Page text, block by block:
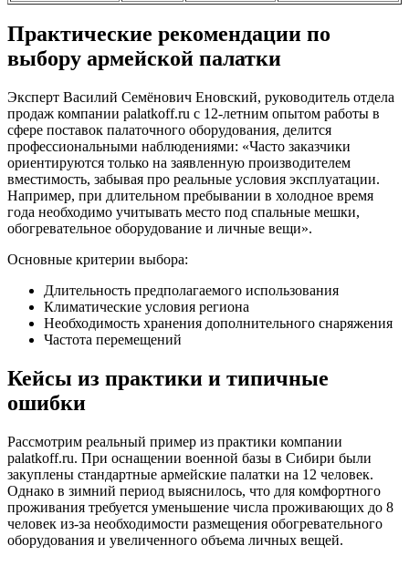
Практические рекомендации по
выбору армейской палатки
Эксперт Василий Семёнович Еновский, руководитель отдела
продаж компании palatkoff.ru с 12-летним опытом работы в
сфере поставок палаточного оборудования, делится
профессиональными наблюдениями: «Часто заказчики
ориентируются только на заявленную производителем
вместимость, забывая про реальные условия эксплуатации.
Например, при длительном пребывании в холодное время
года необходимо учитывать место под спальные мешки,
обогревательное оборудование и личные вещи».
Основные критерии выбора:
Длительность предполагаемого использования
Климатические условия региона
Необходимость хранения дополнительного снаряжения
Частота перемещений
Кейсы из практики и типичные
ошибки
Рассмотрим реальный пример из практики компании
palatkoff.ru. При оснащении военной базы в Сибири были
закуплены стандартные армейские палатки на 12 человек.
Однако в зимний период выяснилось, что для комфортного
проживания требуется уменьшение числа проживающих до 8
человек из-за необходимости размещения обогревательного
оборудования и увеличенного объема личных вещей.